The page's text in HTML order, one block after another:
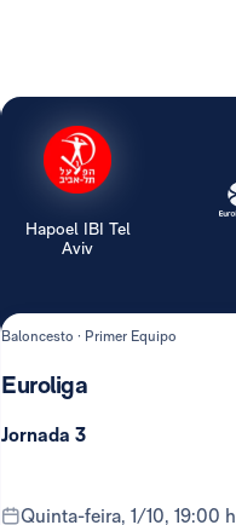
Hapoel IBI Tel
Aviv
Baloncesto · Primer Equipo
Euroliga
Jornada 3
quinta-feira, 1/10, 19:00 h